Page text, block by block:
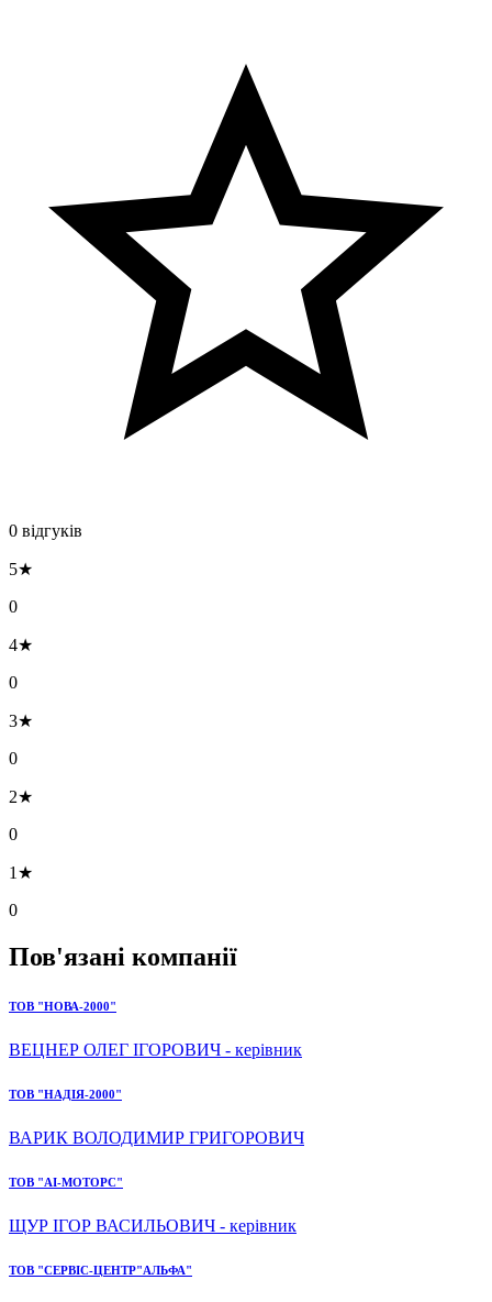
0 відгуків
5★
0
4★
0
3★
0
2★
0
1★
0
Пов'язані компанії
ТОВ "НОВА-2000"
ВЕЦНЕР ОЛЕГ ІГОРОВИЧ - керівник
ТОВ "НАДІЯ-2000"
ВАРИК ВОЛОДИМИР ГРИГОРОВИЧ
ТОВ "АІ-МОТОРС"
ЩУР ІГОР ВАСИЛЬОВИЧ - керівник
ТОВ "СЕРВІС-ЦЕНТР"АЛЬФА"